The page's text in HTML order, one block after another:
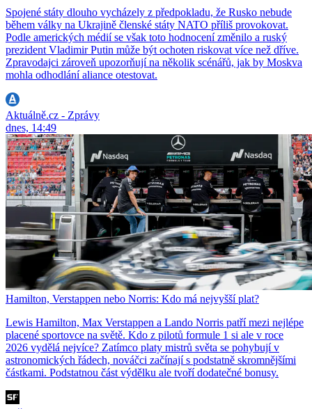
Spojené státy dlouho vycházely z předpokladu, že Rusko nebude
během války na Ukrajině členské státy NATO příliš provokovat.
Podle amerických médií se však toto hodnocení změnilo a ruský
prezident Vladimir Putin může být ochoten riskovat více než dříve.
Zpravodajci zároveň upozorňují na několik scénářů, jak by Moskva
mohla odhodlání aliance otestovat.
Aktuálně.cz - Zprávy
dnes, 14:49
Hamilton, Verstappen nebo Norris: Kdo má nejvyšší plat?
Lewis Hamilton, Max Verstappen a Lando Norris patří mezi nejlépe
placené sportovce na světě. Kdo z pilotů formule 1 si ale v roce
2026 vydělá nejvíce? Zatímco platy mistrů světa se pohybují v
astronomických řádech, nováčci začínají s podstatně skromnějšími
částkami. Podstatnou část výdělku ale tvoří dodatečné bonusy.